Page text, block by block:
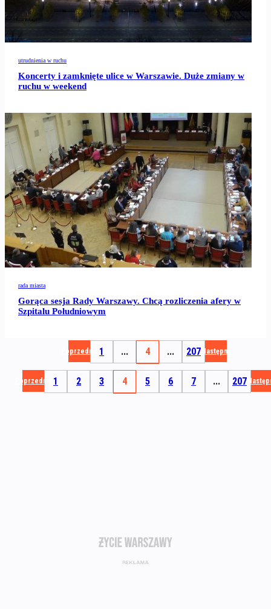
utrudnienia w ruchu
Koncerty i zamknięte ulice w Warszawie. Duże zmiany w
ruchu w weekend
rada miasta
Gorąca sesja Rady Warszawy. Chcą rozliczenia afery w
Szpitalu Południowym
Poprzednia 1 ... 4 ... 207 Następna
Poprzednia 1 2 3 4 5 6 7 ... 207